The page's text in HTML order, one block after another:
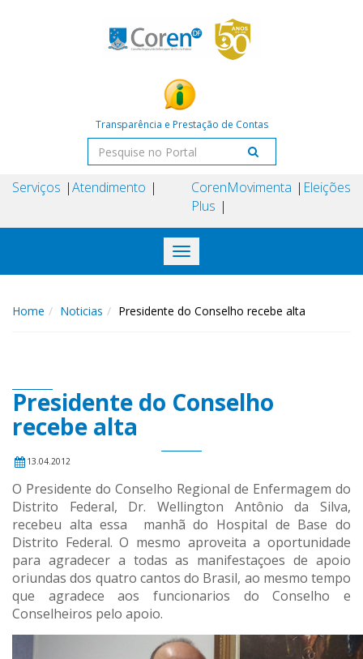
Transparência e Prestação de Contas
Serviços Atendimento
Coren
Plus
Movimenta Eleições
Toggle
navigation
Home Noticias Presidente do Conselho recebe alta
Presidente do Conselho
recebe alta
13.04.2012
O Presidente do Conselho Regional de Enfermagem do
Distrito Federal, Dr. Wellington Antônio da Silva,
recebeu alta essa manhã do Hospital de Base do
Distrito Federal. O mesmo aproveita a oportunidade
para agradecer a todas as manifestaçoes de apoio
oriundas dos quatro cantos do Brasil, ao mesmo tempo
que agradece aos funcionarios do Conselho e
Conselheiros pelo apoio.